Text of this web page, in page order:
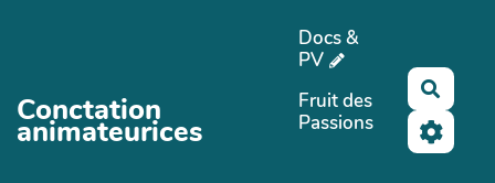
Conctation
animateurices
Docs &
PV
Fruit des
Passions